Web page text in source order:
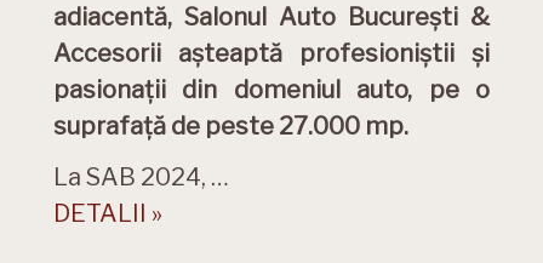
adiacentă, Salonul Auto București &
Accesorii așteaptă profesioniștii și
pasionații din domeniul auto, pe o
suprafață de peste 27.000 mp.
La SAB 2024, …
DETALII »